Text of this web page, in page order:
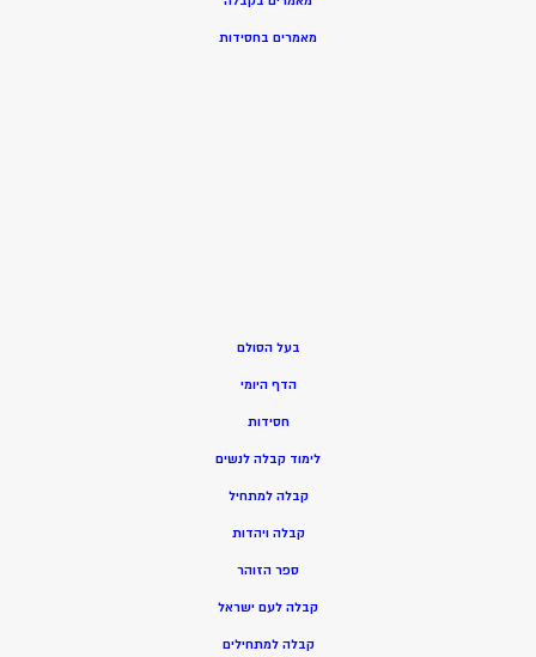
מאמרים בחסידות
בעל הסולם
הדף היומי
חסידות
לימוד קבלה לנשים
קבלה למתחיל
קבלה ויהדות
ספר הזוהר
קבלה לעם ישראל
קבלה למתחילים